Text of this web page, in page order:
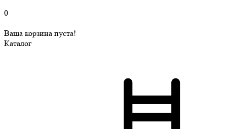
0
Ваша корзина пуста!
Каталог